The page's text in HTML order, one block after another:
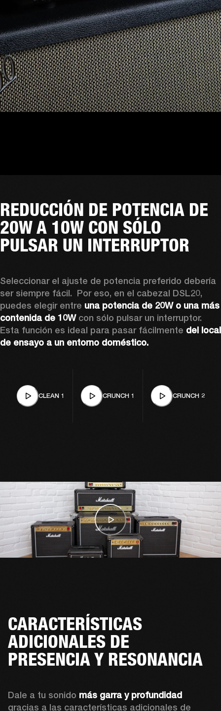
REDUCCIÓN DE POTENCIA DE
20W A 10W CON SÓLO
PULSAR UN INTERRUPTOR
Seleccionar el ajuste de potencia preferido debería
ser siempre fácil.  Por eso, en el cabezal DSL20,
puedes elegir entre una potencia de 20W o una más
contenida de 10W con sólo pulsar un interruptor.
Esta función es ideal para pasar fácilmente del local
de ensayo a un entorno doméstico.
CLEAN 1 CRUNCH 1 CRUNCH 2
CARACTERÍSTICAS
ADICIONALES DE
PRESENCIA Y RESONANCIA
Dale a tu sonido más garra y profundidad
gracias a las características adicionales de